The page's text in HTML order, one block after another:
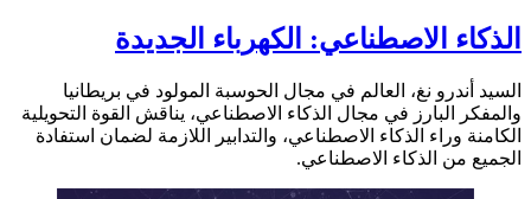
الذكاء الاصطناعي: الكهرباء الجديدة
السيد أندرو نغ، العالم في مجال الحوسبة المولود في بريطانيا
والمفكر البارز في مجال الذكاء الاصطناعي، يناقش القوة التحويلية
الكامنة وراء الذكاء الاصطناعي، والتدابير اللازمة لضمان استفادة
الجميع من الذكاء الاصطناعي.